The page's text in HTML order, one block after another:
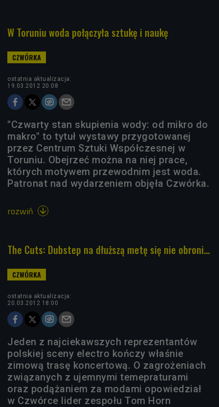
W Toruniu woda połączyła sztukę i naukę
ostatnia aktualizacja:
19.03.2012 20:08
"Czwarty stan skupienia wody: od mikro do
makro" to tytuł wystawy przygotowanej
przez Centrum Sztuki Współczesnej w
Toruniu. Obejrzeć można na niej prace,
których motywem przewodnim jest woda.
Patronat nad wydarzeniem objęła Czwórka.
rozwiń 
The Cuts: Dubstep na dłuższą metę się nie obroni...
ostatnia aktualizacja:
20.03.2012 18:00
Jeden z najciekawszych reprezentantów
polskiej sceny electro kończy właśnie
zimową trasę koncertową. O zagrożeniach
związanych z ujemnymi temepraturami
oraz podążaniem za modami opowiedział
w Czwórce lider zespołu Tom Horn